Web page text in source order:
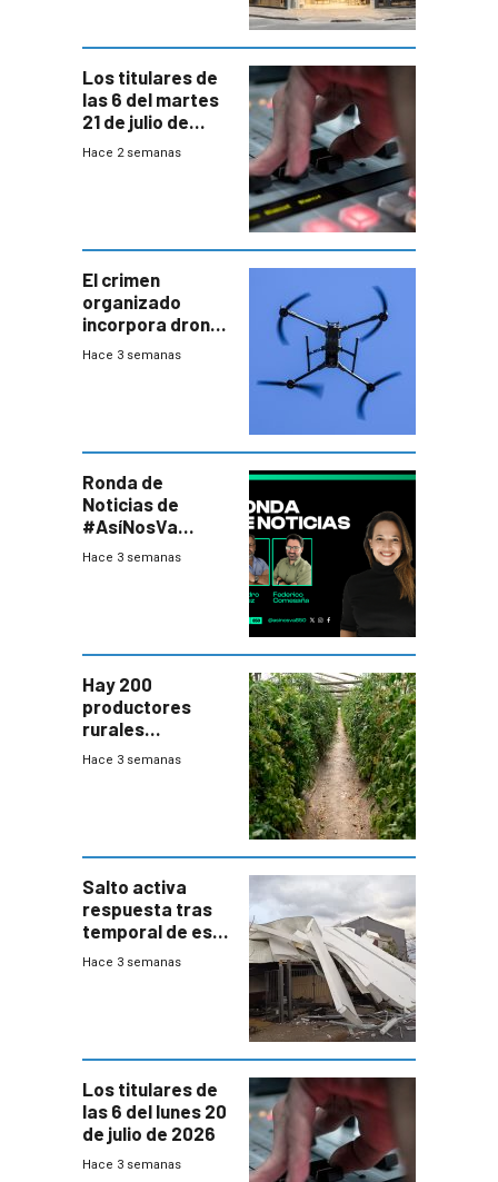
Los titulares de
las 6 del martes
21 de julio de
2026
Hace 2 semanas
El crimen
organizado
incorpora drones
y abre un nuevo
Hace 3 semanas
Ronda de
Noticias de
#AsíNosVa
(20/7/26)
Hace 3 semanas
Hay 200
productores
rurales
afectados tras
Hace 3 semanas
Salto activa
respuesta tras
temporal de este
sábado con
Hace 3 semanas
Los titulares de
las 6 del lunes 20
de julio de 2026
Hace 3 semanas